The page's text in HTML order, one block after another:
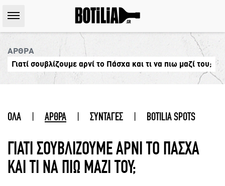
ΑΡΘΡΑ
Γιατί σουβλίζουμε αρνί το Πάσχα και τι να πιω μαζί του;
ΟΛΑ | ΑΡΘΡΑ | ΣΥΝΤΑΓΕΣ | BOTILIA SPOTS
ΓΙΑΤΙ ΣΟΥΒΛΙΖΟΥΜΕ ΑΡΝΙ ΤΟ ΠΑΣΧΑ
ΚΑΙ ΤΙ ΝΑ ΠΙΩ ΜΑΖΙ ΤΟΥ;